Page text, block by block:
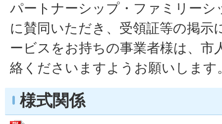
パートナーシップ・ファミリーシ
に賛同いただき、受領証等の掲示
ービスをお持ちの事業者様は、市
絡くださいますようお願いします
様式関係